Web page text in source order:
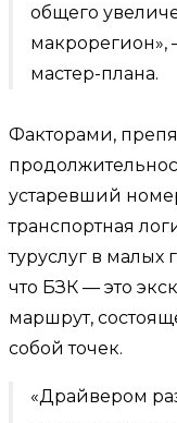
общего
макрорегион»,
мастер-плана.
Факторами,
устаревший
транспортная
туруслуг в малых
что БЗК — это
маршрут,
собой точек.
«Драйвером